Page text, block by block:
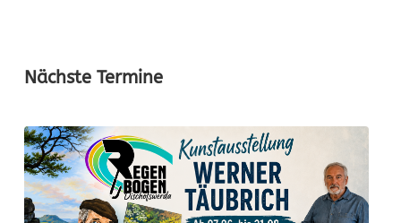
Nächste Termine